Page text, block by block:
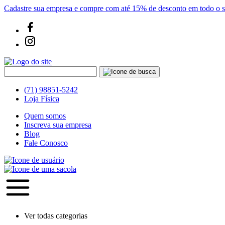
Cadastre sua empresa e compre com até 15% de desconto em todo o
(71) 98851-5242
Loja Física
Quem somos
Inscreva sua empresa
Blog
Fale Conosco
Ver todas categorias